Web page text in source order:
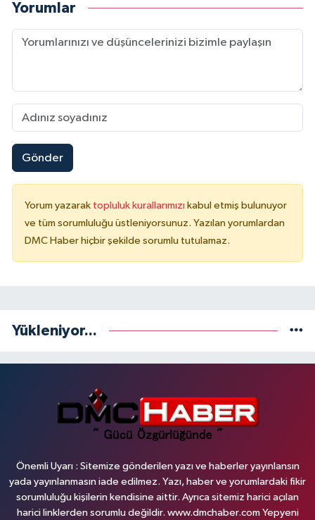
Yorumlar
Gönder
Yorum yazarak topluluk kurallarımızı kabul etmiş bulunuyor
ve tüm sorumluluğu üstleniyorsunuz. Yazılan yorumlardan
DMC Haber hiçbir şekilde sorumlu tutulamaz.
Yükleniyor...
Önemli Uyarı : Sitemize gönderilen yazı ve haberler yayınlansın
yada yayınlanmasın iade edilmez. Yazı, haber ve yorumlardaki fikir
sorumluluğu kişilerin kendisine aittir. Ayrıca sitemiz harici açılan
harici linklerden sorumlu değildir. www.dmchaber.com Yepyeni